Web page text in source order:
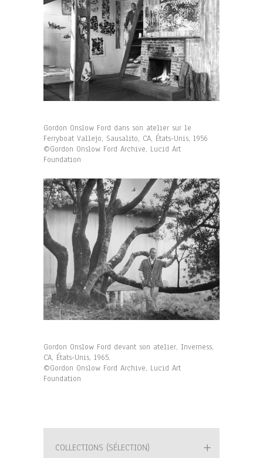
Gordon Onslow Ford dans son atelier sur le
Ferryboat Vallejo, Sausalito, CA, États-Unis, 1956
©Gordon Onslow Ford Archive, Lucid Art
Foundation
Gordon Onslow Ford devant son atelier, Inverness,
CA, États-Unis, 1965.
©Gordon Onslow Ford Archive, Lucid Art
Foundation
COLLECTIONS (SÉLECTION)